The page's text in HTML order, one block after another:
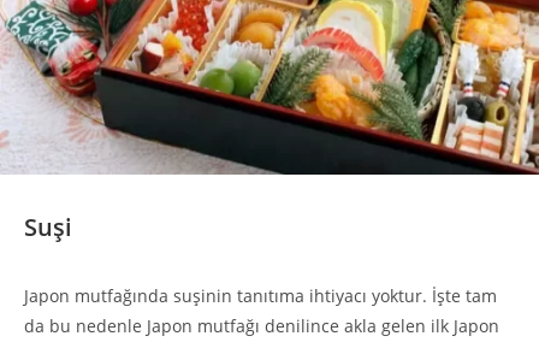
Suşi
Japon mutfağında suşinin tanıtıma ihtiyacı yoktur. İşte tam
da bu nedenle Japon mutfağı denilince akla gelen ilk Japon